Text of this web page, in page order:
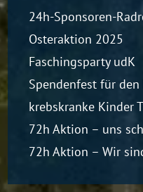
24h-Sponsoren-
Osteraktion 2025
Faschingsparty udK
Spendenfest für
krebskranke Kinder
72h Aktion – uns
72h Aktion – Wir